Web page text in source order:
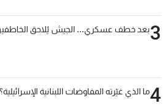
3بعد خطف عسكري... الجيش يُلاحق
4ما الذي غيّرته المفاوضات اللبنانية الإسرائيلية؟